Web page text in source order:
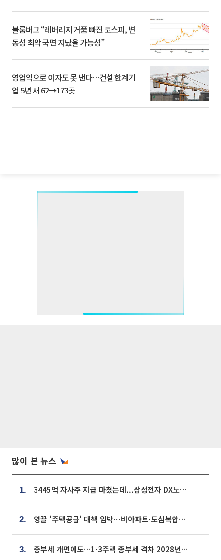
블룸버그 “레버리지 거품 빠진 코스피, 변
동성 최악 국면 지났을 가능성”
영업익으로 이자도 못 낸다…건설 한계기
업 5년 새 62→173곳
많이 본 뉴스
1. 3445억 자사주 지급 마쳤는데...삼성전자 DX노조, 뒤늦은 '떼쓰기 집회'
2. 영끌 '주택공급' 대책 임박⋯비아파트·도심복합까지 총동원
3. 종부세 개편에도…1·3주택 종부세 격차 2028년부터 확대